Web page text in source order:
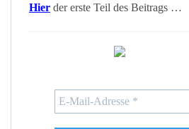
Hier der erste Teil des Beitrags …